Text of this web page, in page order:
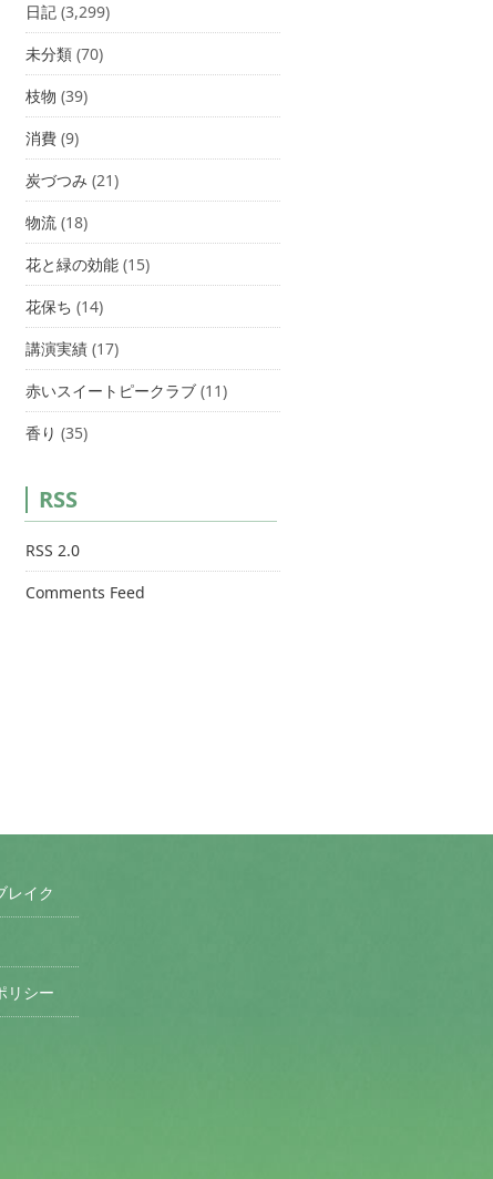
日記 (3,299)
未分類 (70)
枝物 (39)
消費 (9)
炭づつみ (21)
物流 (18)
花と緑の効能 (15)
花保ち (14)
講演実績 (17)
赤いスイートピークラブ (11)
香り (35)
RSS
RSS 2.0
Comments Feed
レイク
リシー